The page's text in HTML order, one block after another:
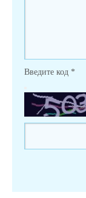
Введите код *